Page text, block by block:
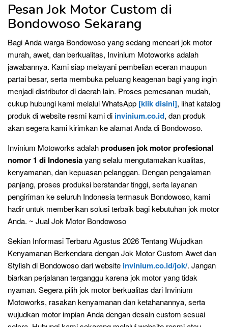
Pesan Jok Motor Custom di
Bondowoso Sekarang
Bagi Anda warga Bondowoso yang sedang mencari jok motor
murah, awet, dan berkualitas, Invinium Motoworks adalah
jawabannya. Kami siap melayani pembelian eceran maupun
partai besar, serta membuka peluang keagenan bagi yang ingin
menjadi distributor di daerah lain. Proses pemesanan mudah,
cukup hubungi kami melalui WhatsApp [klik disini], lihat katalog
produk di website resmi kami di invinium.co.id, dan produk
akan segera kami kirimkan ke alamat Anda di Bondowoso.
Invinium Motoworks adalahprodusen jok motor profesional
nomor 1 di Indonesiayang selalu mengutamakan kualitas,
kenyamanan, dan kepuasan pelanggan. Dengan pengalaman
panjang, proses produksi berstandar tinggi, serta layanan
pengiriman ke seluruh Indonesia termasuk Bondowoso, kami
hadir untuk memberikan solusi terbaik bagi kebutuhan jok motor
Anda. ~ Jual Jok Motor Bondowoso
Sekian Informasi Terbaru Agustus 2026 Tentang Wujudkan
Kenyamanan Berkendara dengan Jok Motor Custom Awet dan
Stylish di Bondowoso dari website invinium.co.id/jok/. Jangan
biarkan perjalanan terganggu karena jok motor yang tidak
nyaman. Segera pilih jok motor berkualitas dari Invinium
Motoworks, rasakan kenyamanan dan ketahanannya, serta
wujudkan motor impian Anda dengan desain custom sesuai